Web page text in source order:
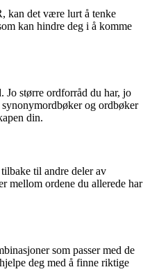
kan det være lurt å tenke
kan hindre deg i å komme
Jo større ordforråd du har, jo
og ordbøker
din.
til andre deler av
mellom ordene du allerede har
som passer med de
deg med å finne riktige